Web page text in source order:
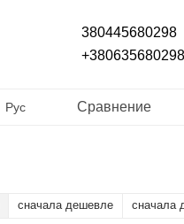
380445680298
+380635680298
Рус Сравнение
сначала дешевле сначала